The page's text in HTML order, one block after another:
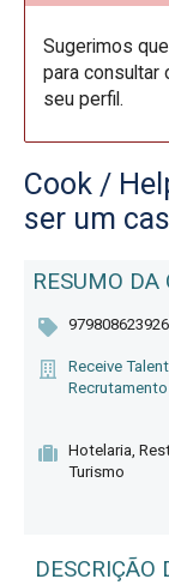
Sugerimos
para consultar
seu perfil.
Cook /
ser um
RESUMO DA
Receive
Recrutamento
Hotelaria,
Turismo
DESCRIÇÃO